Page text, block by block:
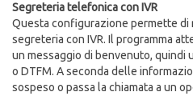
Segreteria telefonica con IVR
Questa configurazione permette di
segreteria con IVR. Il programma
un messaggio di benvenuto, quindi
o DTFM. A seconda delle
sospeso o passa la chiamata a un